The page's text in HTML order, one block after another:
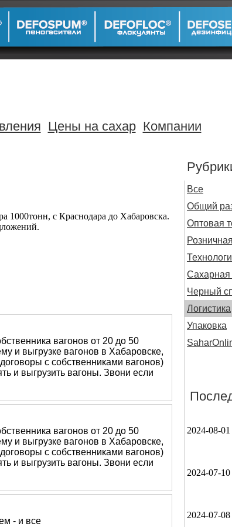
Цены на сахар Компании
Все
Общий
Оптовая
Сахарная
Черный
Логистика
Упаковка
2024-08-01
2024-07-10
2024-07-08
1000тонн, с Краснодара до Хабаровска.
вагонов от 20 до 50
и выгрузке вагонов в Хабаровске,
с собственниками вагонов)
и выгрузить вагоны. Звони если
вагонов от 20 до 50
и выгрузке вагонов в Хабаровске,
с собственниками вагонов)
и выгрузить вагоны. Звони если
- и все